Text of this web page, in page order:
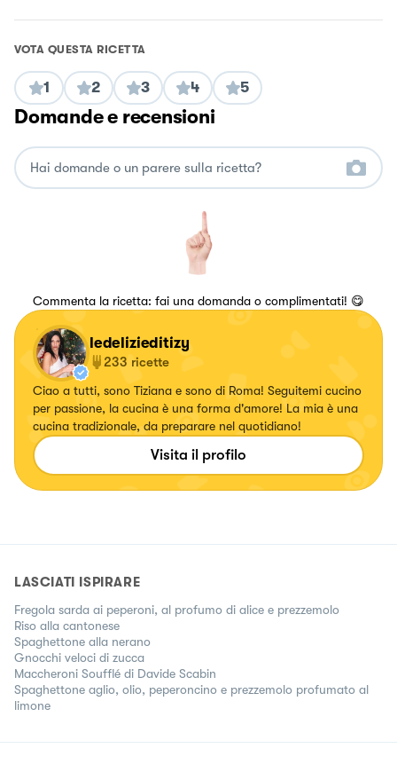
VOTA QUESTA RICETTA
1 2 3 4 5
Domande e recensioni
Commenta la ricetta: fai una domanda o complimentati! 😋
ledelizieditizy
233 ricette
Ciao a tutti, sono Tiziana e sono di Roma! Seguitemi cucino
per passione, la cucina è una forma d'amore! La mia è una
cucina tradizionale, da preparare nel quotidiano!
Visita il profilo
LASCIATI ISPIRARE
Fregola sarda ai peperoni, al profumo di alice e prezzemolo
Riso alla cantonese
Spaghettone alla nerano
Gnocchi veloci di zucca
Maccheroni Soufflé di Davide Scabin
Spaghettone aglio, olio, peperoncino e prezzemolo profumato al
limone